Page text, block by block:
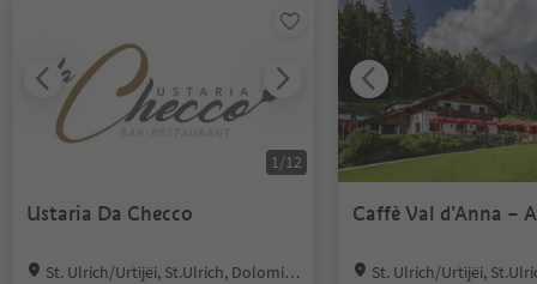
1 /12
Ustaria Da Checco
Location:
St. Ulrich/Urtijëi, St.Ulrich, Dolomite
Caffè Val d’Anna –
Location:
St. Ulrich/Urtijëi,